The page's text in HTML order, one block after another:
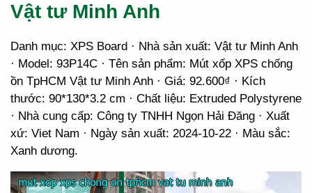
Vật tư Minh Anh
Danh mục: XPS Board · Nhà sản xuất: Vật tư Minh Anh
· Model: 93P14C · Tên sản phẩm: Mút xốp XPS chống
ồn TpHCM Vật tư Minh Anh · Giá: 92.600₫ · Kích
thước: 90*130*3.2 cm · Chất liệu: Extruded Polystyrene
· Nhà cung cấp: Công ty TNHH Ngọn Hải Đăng · Xuất
xứ: Viet Nam · Ngày sản xuất: 2024-10-22 · Màu sắc:
Xanh dương.